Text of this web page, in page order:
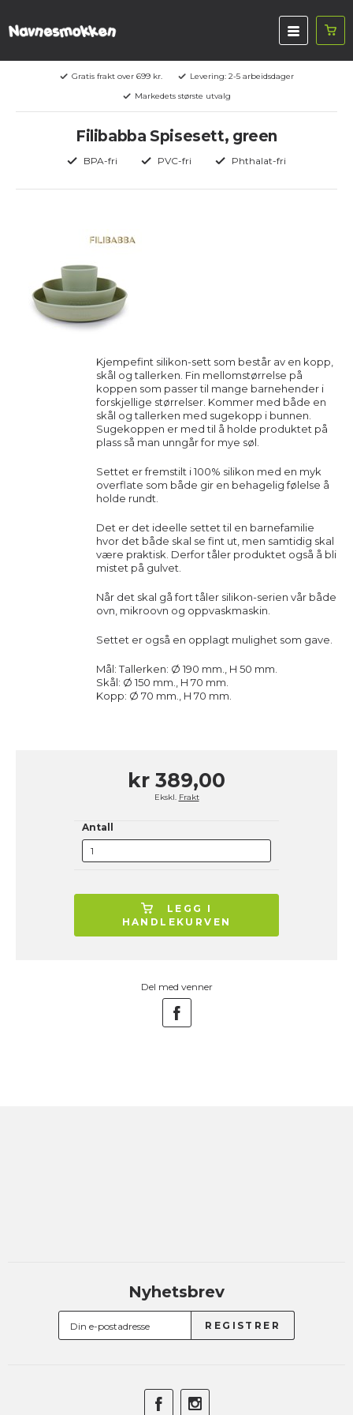
Gratis frakt over 699 kr.
Levering: 2-5 arbeidsdager
Markedets største utvalg
Filibabba Spisesett, green
BPA-fri PVC-fri Phthalat-fri
Kjempefint silikon-sett som består av en kopp,
skål og tallerken. Fin mellomstørrelse på
koppen som passer til mange barnehender i
forskjellige størrelser. Kommer med både en
skål og tallerken med sugekopp i bunnen.
Sugekoppen er med til å holde produktet på
plass så man unngår for mye søl.
Settet er fremstilt i 100% silikon med en myk
overflate som både gir en behagelig følelse å
holde rundt.
Det er det ideelle settet til en barnefamilie
hvor det både skal se fint ut, men samtidig skal
være praktisk. Derfor tåler produktet også å bli
mistet på gulvet.
Når det skal gå fort tåler silikon-serien vår både
ovn, mikroovn og oppvaskmaskin.
Settet er også en opplagt mulighet som gave.
Mål: Tallerken: Ø 190 mm., H 50 mm.
Skål: Ø 150 mm., H 70 mm.
Kopp: Ø 70 mm., H 70 mm.
kr 389,00
Ekskl. Frakt
Antall
LEGG I
HANDLEKURVEN
Del med venner
Nyhetsbrev